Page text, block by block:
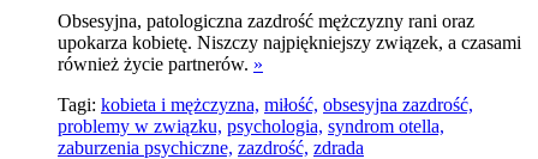
Obsesyjna, patologiczna zazdrość mężczyzny rani oraz
upokarza kobietę. Niszczy najpiękniejszy związek, a czasami
również życie partnerów. »
Tagi: kobieta i mężczyzna, miłość, obsesyjna zazdrość,
problemy w związku, psychologia, syndrom otella,
zaburzenia psychiczne, zazdrość, zdrada